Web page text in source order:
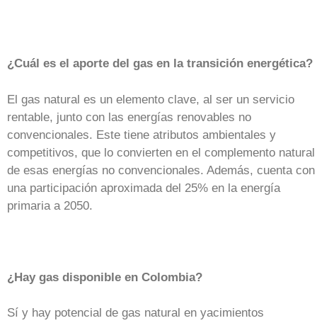
¿Cuál es el aporte del gas en la transición energética?
El gas natural es un elemento clave, al ser un servicio
rentable, junto con las energías renovables no
convencionales. Este tiene atributos ambientales y
competitivos, que lo convierten en el complemento natural
de esas energías no convencionales. Además, cuenta con
una participación aproximada del 25% en la energía
primaria a 2050.
¿Hay gas disponible en Colombia?
Sí y hay potencial de gas natural en yacimientos